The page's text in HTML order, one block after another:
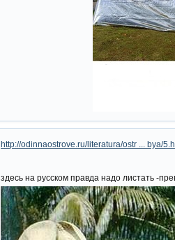
http://odinnaostrove.ru/literatura/ostr ... bya/
здесь на русском правда надо листать -